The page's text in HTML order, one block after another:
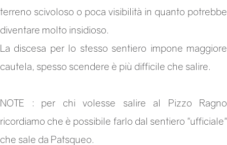
terreno scivoloso o poca visibilità in quanto potrebbe
diventare molto insidioso.
La discesa per lo stesso sentiero impone maggiore
cautela, spesso scendere è più difficile che salire.
NOTE : per chi volesse salire al Pizzo Ragno
ricordiamo che è possibile farlo dal sentiero "ufficiale"
che sale da Patsqueo.